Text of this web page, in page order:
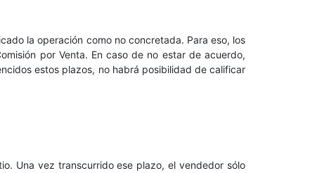
la operación como no concretada. Para eso, los
por Venta. En caso de no estar de acuerdo,
estos plazos, no habrá posibilidad de calificar
Una vez transcurrido ese plazo, el vendedor sólo